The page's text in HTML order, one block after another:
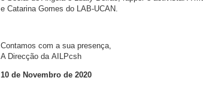
e Catarina Gomes do LAB-UCAN.
Contamos com a sua presença,
A Direcção da AILPcsh
10 de Novembro de 2020